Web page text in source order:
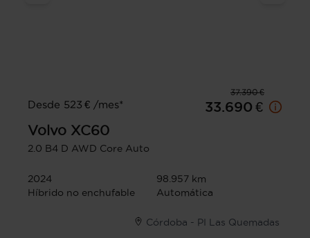
37.390 €
Desde 523 € /mes*
33.690 €
Volvo XC60
2.0 B4 D AWD Core Auto
2024
98.957 km
Híbrido no enchufable
Automática
Córdoba - PI Las Quemadas